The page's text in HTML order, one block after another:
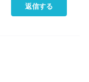
返信する